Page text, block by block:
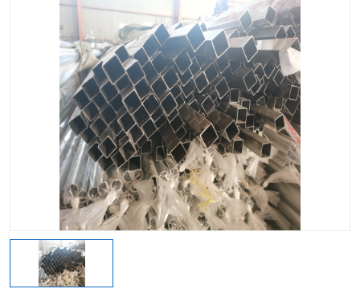
不锈钢封头 不锈钢法兰
不锈钢阀门 不锈钢槽钢
不锈钢扁钢